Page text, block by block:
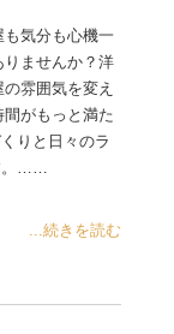
気分も心機一
ませんか？洋
雰囲気を変え
間がもっと満た
りと日々のラ
。……
...続きを読む